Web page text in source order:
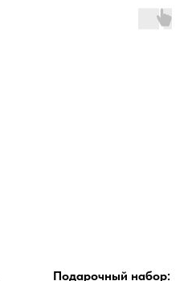
Подарочный набор: